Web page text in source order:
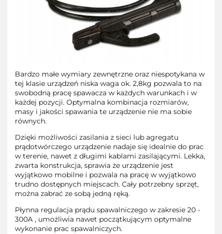
Bardzo małe wymiary zewnętrzne oraz niespotykana w
tej klasie urządzeń niska waga ok. 2,8kg pozwala to na
swobodną pracę spawacza w każdych warunkach i w
każdej pozycji. Optymalna kombinacja rozmiarów,
masy i jakości spawania te urządzenie nie ma sobie
równych.
Dzięki możliwości zasilania z sieci lub agregatu
prądotwórczego urządzenie nadaje się idealnie do prac
w terenie, nawet z długimi kablami zasilającymi. Lekka,
zwarta konstrukcja, sprawia że urządzenie jest
wyjątkowo mobilne i pozwala na pracę w wyjątkowo
trudno dostępnych miejscach. Cały potrzebny sprzęt,
można zabrać ze sobą jedną ręką.
Płynna regulacja prądu spawalniczego w zakresie 20 -
300A , umożliwia nawet początkującym optymalne
wykonanie prac spawalniczych.